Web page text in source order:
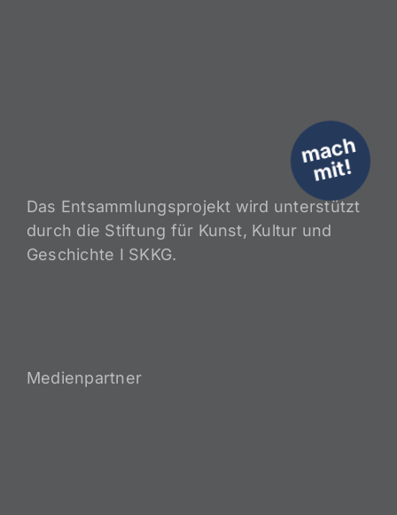
m
a
c
h
mit!
Das Entsammlungsprojekt wird unterstützt
durch die Stiftung für Kunst, Kultur und
Geschichte I SKKG.
Medienpartner